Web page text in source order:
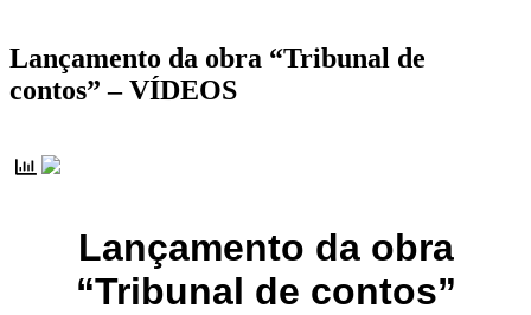
Lançamento da obra “Tribunal de
contos” – VÍDEOS
Lançamento da obra
“Tribunal de contos”